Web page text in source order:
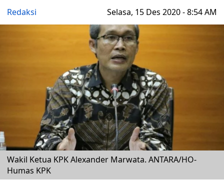
Redaksi Selasa, 15 Des 2020 - 8:54 AM
Wakil Ketua KPK Alexander Marwata. ANTARA/HO-
Humas KPK